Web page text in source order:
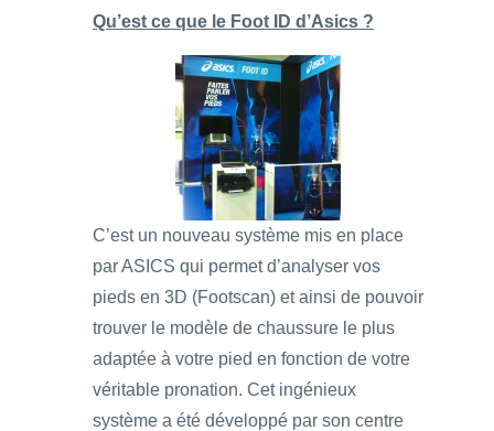
Qu’est ce que le Foot ID d’Asics ?
C’est un nouveau système mis en place
par ASICS qui permet d’analyser vos
pieds en 3D (Footscan) et ainsi de pouvoir
trouver le modèle de chaussure le plus
adaptée à votre pied en fonction de votre
véritable pronation. Cet ingénieux
système a été développé par son centre